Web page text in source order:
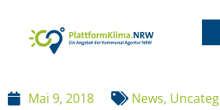
Mai 9, 2018 News,